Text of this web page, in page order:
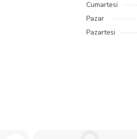
Cumartesi
Pazar
Pazartesi